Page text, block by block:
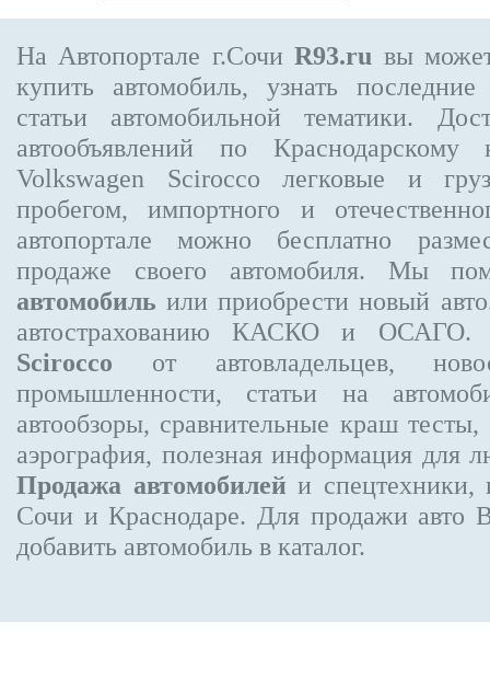
На Автопортале г.СочиR93.ru вы
купить автомобиль, узнать
статьи автомобильной тематики.
автообъявлений по
Volkswagen Scirocco легковые и
пробегом, импортного и
автопортале можно бесплатно
продаже своего автомобиля. Мы
автомобиль или приобрести новый
автострахованию КАСКО и
Scirocco от автовладельцев,
промышленности, статьи на
автообзоры, сравнительные краш
аэрография, полезная информация для
Продажа автомобилей и спецтехники,
Сочи и Краснодаре. Для продажи авто
добавить автомобиль в каталог.